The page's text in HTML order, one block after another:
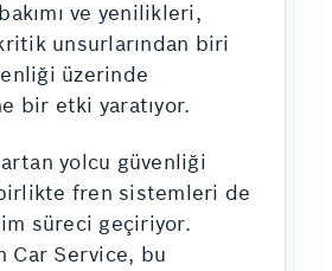
ve yenilikleri,
unsurlarından biri
üzerinde
bir etki yaratıyor.
yolcu güvenliği
fren sistemleri de
süreci geçiriyor.
Car Service, bu